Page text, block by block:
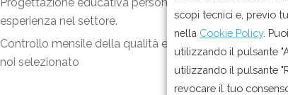
esperienza nel settore.
Controllo mensile della qualità e della adeguatezza
noi selezionato
scopi tecnici e, previo
nella Cookie Policy.
utilizzando il pulsante
utilizzando il pulsante
revocare il tuo